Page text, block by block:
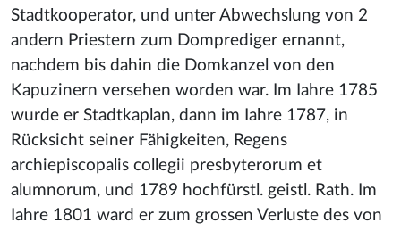
Stadtkooperator, und unter Abwechslung von 2
andern Priestern zum Domprediger ernannt,
nachdem bis dahin die Domkanzel von den
Kapuzinern versehen worden war. Im Iahre 1785
wurde er Stadtkaplan, dann im Iahre 1787, in
Rücksicht seiner Fähigkeiten, Regens
archiepiscopalis collegii presbyterorum et
alumnorum, und 1789 hochfürstl. geistl. Rath. Im
Iahre 1801 ward er zum grossen Verluste des von